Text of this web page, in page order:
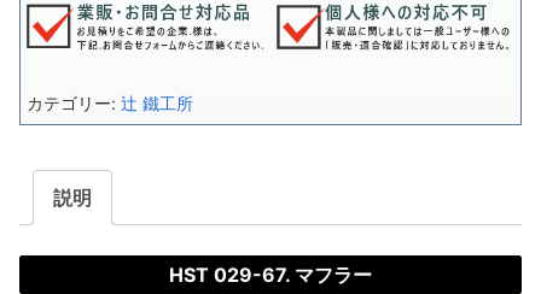
カテゴリー: 辻 鐵工所
説明
HST 029-67. マフラー